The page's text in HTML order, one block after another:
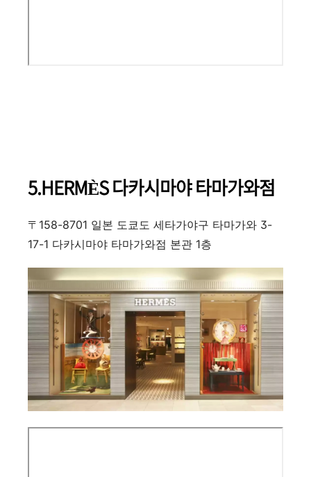
5.HERMÈS 다카시마야 타마가와점
〒158-8701 일본 도쿄도 세타가야구 타마가와 3-
17-1 다카시마야 타마가와점 본관 1층